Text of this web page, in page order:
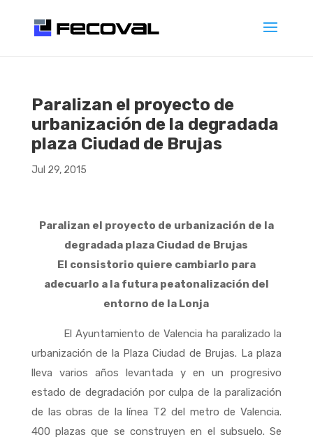
Paralizan el proyecto de
urbanización de la degradada
plaza Ciudad de Brujas
Jul 29, 2015
Paralizan el proyecto de urbanización de la
degradada plaza Ciudad de Brujas
El consistorio quiere cambiarlo para
adecuarlo a la futura peatonalización del
entorno de la Lonja
El Ayuntamiento de Valencia ha paralizado la
urbanización de la Plaza Ciudad de Brujas. La plaza
lleva varios años levantada y en un progresivo
estado de degradación por culpa de la paralización
de las obras de la línea T2 del metro de Valencia.
400 plazas que se construyen en el subsuelo. Se